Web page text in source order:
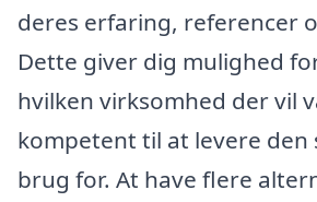
deres erfaring, referencer
Dette giver dig mulighed
hvilken virksomhed der vil
kompetent til at levere den
brug for. At have flere